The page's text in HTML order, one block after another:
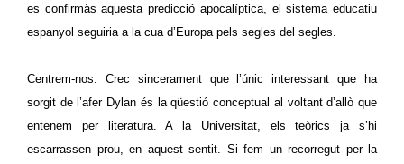
es confirmàs aquesta predicció apocalíptica, el sistema educatiu
espanyol seguiria a la cua d’Europa pels segles del segles.
Centrem-nos. Crec sincerament que l’únic interessant que ha
sorgit del’afer Dylan és la qüestió conceptual al voltant d’allò que
entenem per literatura.A la Universitat, els teòrics ja s’hi
escarrassen prou, en aquest sentit. Si fem un recorregut per la